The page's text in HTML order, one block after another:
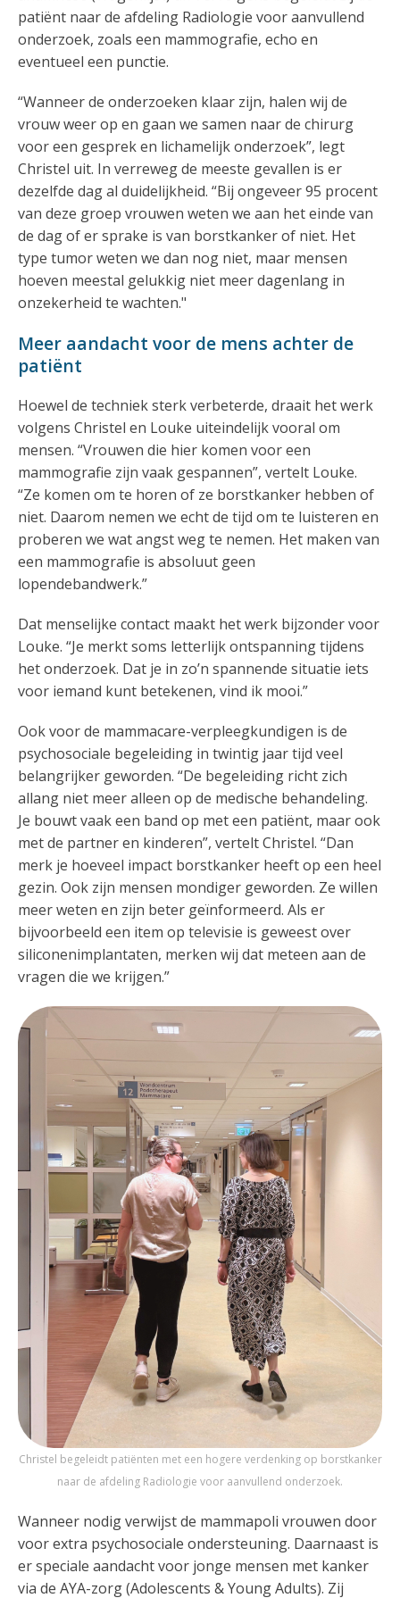
patiënt naar de afdeling Radiologie voor aanvullend
onderzoek, zoals een mammografie, echo en
eventueel een punctie.
“Wanneer de onderzoeken klaar zijn, halen wij de
vrouw weer op en gaan we samen naar de chirurg
voor een gesprek en lichamelijk onderzoek”, legt
Christel uit. In verreweg de meeste gevallen is er
dezelfde dag al duidelijkheid. “Bij ongeveer 95 procent
van deze groep vrouwen weten we aan het einde van
de dag of er sprake is van borstkanker of niet. Het
type tumor weten we dan nog niet, maar mensen
hoeven meestal gelukkig niet meer dagenlang in
onzekerheid te wachten."
Meer aandacht voor de mens achter de
patiënt
Hoewel de techniek sterk verbeterde, draait het werk
volgens Christel en Louke uiteindelijk vooral om
mensen. “Vrouwen die hier komen voor een
mammografie zijn vaak gespannen”, vertelt Louke.
“Ze komen om te horen of ze borstkanker hebben of
niet. Daarom nemen we echt de tijd om te luisteren en
proberen we wat angst weg te nemen. Het maken van
een mammografie is absoluut geen
lopendebandwerk.”
Dat menselijke contact maakt het werk bijzonder voor
Louke. “Je merkt soms letterlijk ontspanning tijdens
het onderzoek. Dat je in zo’n spannende situatie iets
voor iemand kunt betekenen, vind ik mooi.”
Ook voor de mammacare-verpleegkundigen is de
psychosociale begeleiding in twintig jaar tijd veel
belangrijker geworden. “De begeleiding richt zich
allang niet meer alleen op de medische behandeling.
Je bouwt vaak een band op met een patiënt, maar ook
met de partner en kinderen”, vertelt Christel. “Dan
merk je hoeveel impact borstkanker heeft op een heel
gezin. Ook zijn mensen mondiger geworden. Ze willen
meer weten en zijn beter geïnformeerd. Als er
bijvoorbeeld een item op televisie is geweest over
siliconenimplantaten, merken wij dat meteen aan de
vragen die we krijgen.”
Christel begeleidt patiënten met een hogere verdenking op borstkanker
naar de afdeling Radiologie voor aanvullend onderzoek.
Wanneer nodig verwijst de mammapoli vrouwen door
voor extra psychosociale ondersteuning. Daarnaast is
er speciale aandacht voor jonge mensen met kanker
via de AYA-zorg (Adolescents & Young Adults). Zij